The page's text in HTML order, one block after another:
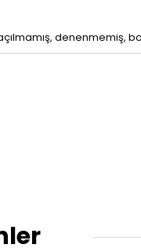
denenmemiş,